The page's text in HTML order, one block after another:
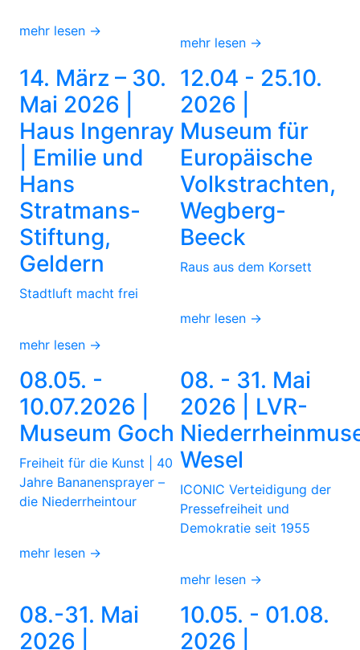
mehr lesen →
mehr lesen →
14. März – 30.
Mai 2026 |
Haus Ingenray
| Emilie und
Hans
Stratmans-
Stiftung,
Geldern
Stadtluft macht frei
mehr lesen →
12.04 - 25.10.
2026 |
Museum für
Europäische
Volkstrachten,
Wegberg-
Beeck
Raus aus dem Korsett
mehr lesen →
08.05. -
10.07.2026 |
Museum Goch
Freiheit für die Kunst | 40
Jahre Bananensprayer –
die Niederrheintour
mehr lesen →
08. - 31. Mai
2026 | LVR-
Wesel
ICONIC Verteidigung der
Pressefreiheit und
Demokratie seit 1955
mehr lesen →
08.-31. Mai
2026 |
10.05. - 01.08.
2026 |